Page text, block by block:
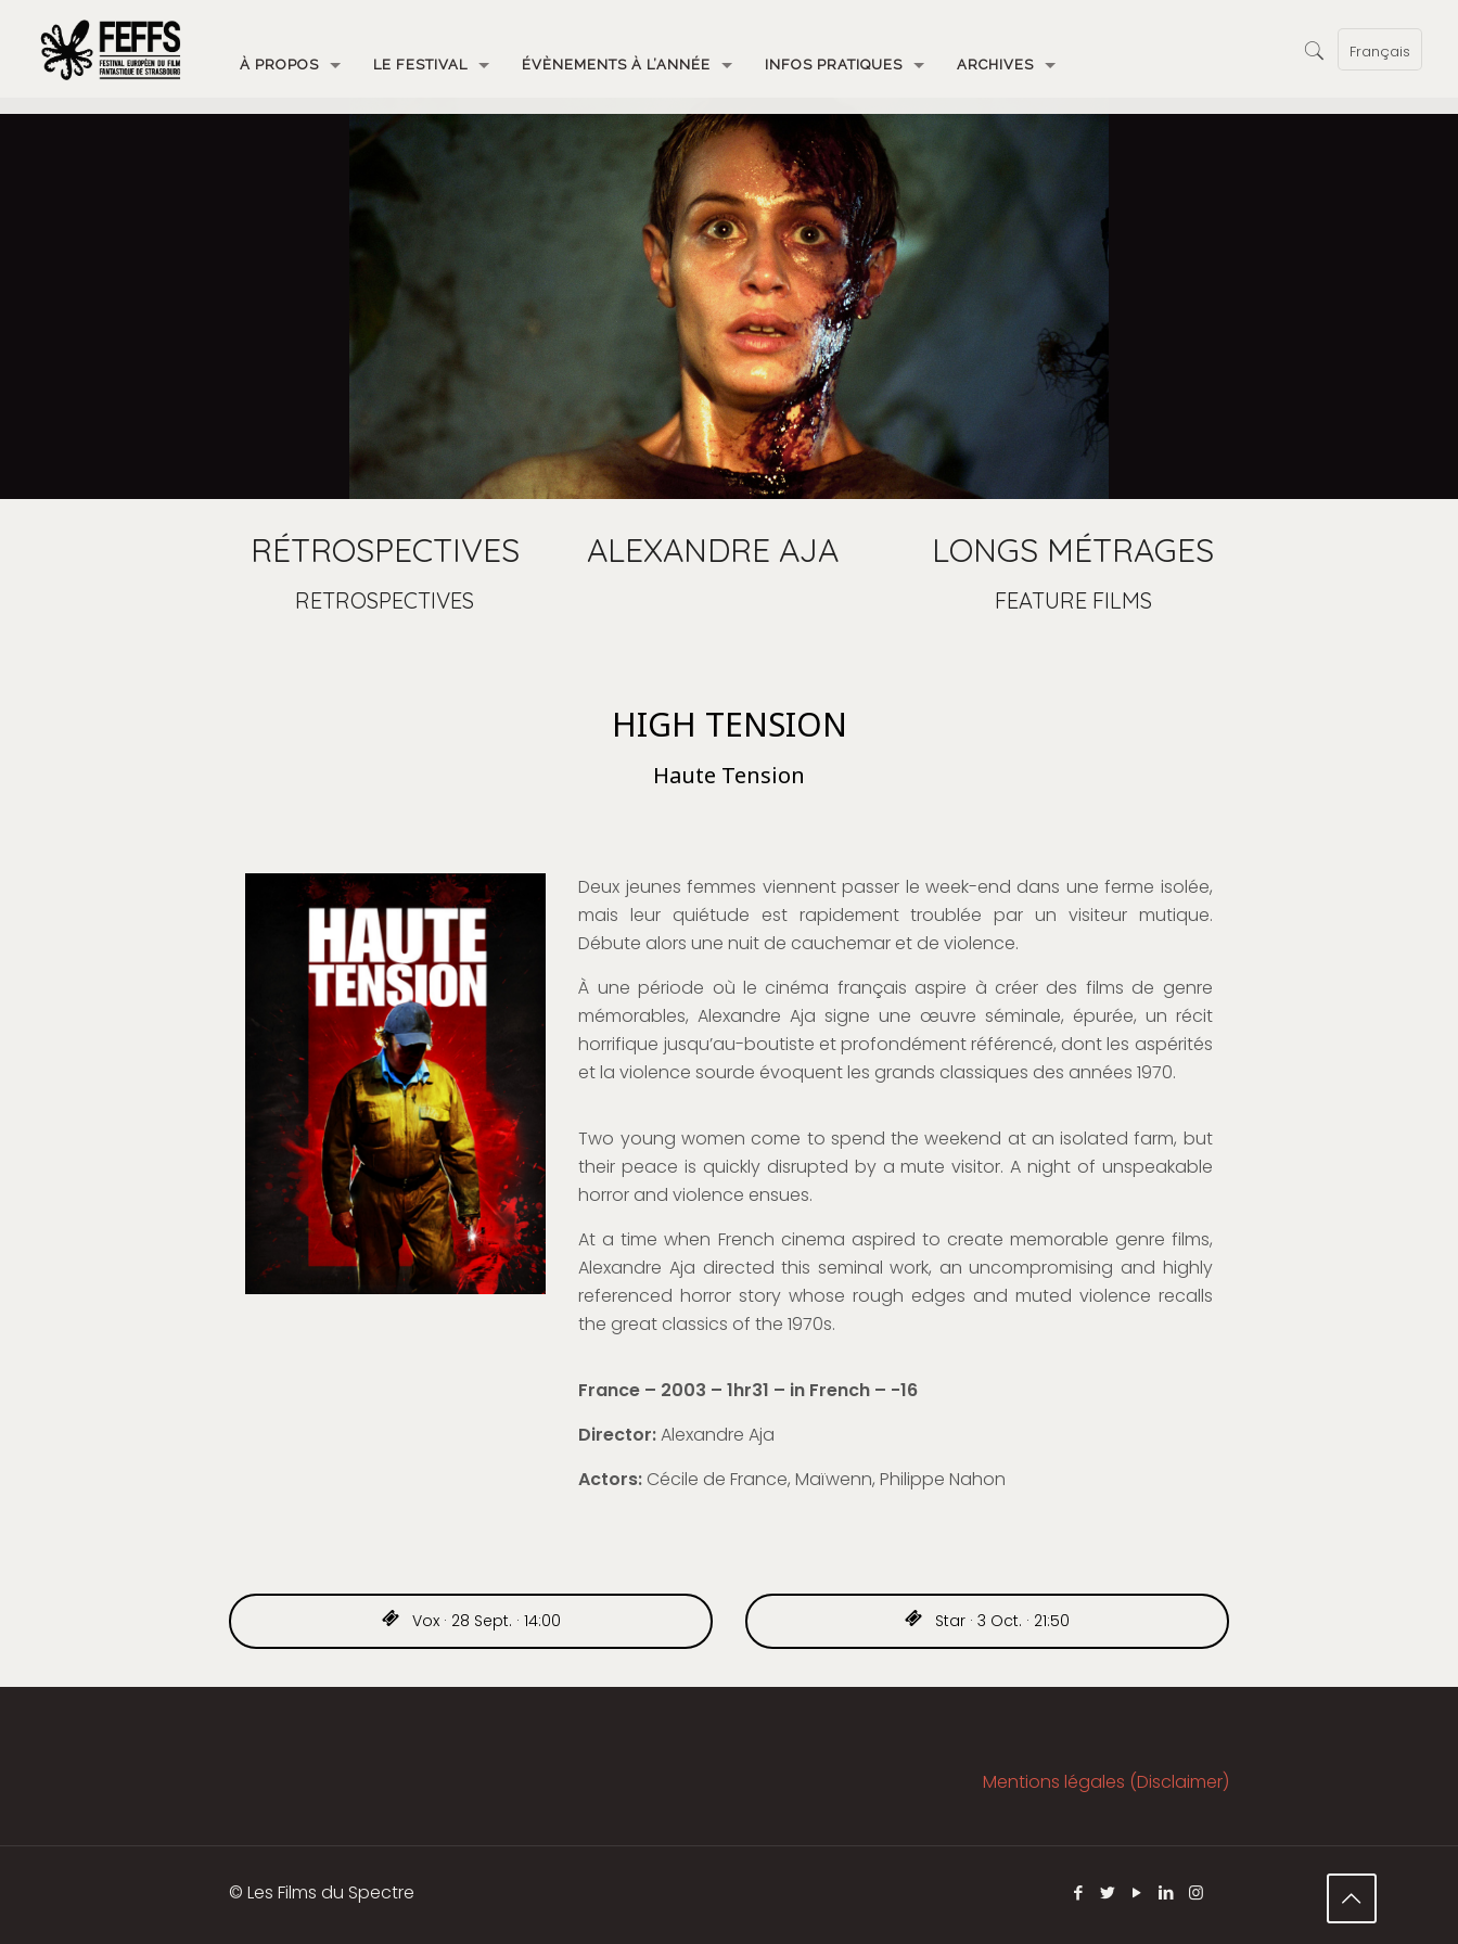
À PROPOS LE FESTIVAL ÉVÈNEMENTS À L’ANNÉE INFOS PRATIQUES ARCHIVES
Français
RÉTROSPECTIVES
RETROSPECTIVES
ALEXANDRE AJA LONGS MÉTRAGES
FEATURE FILMS
HIGH TENSION
Haute Tension
Deux jeunes femmes viennent passer le week-end dans une ferme isolée,
mais leur quiétude est rapidement troublée par un visiteur mutique.
Débute alors une nuit de cauchemar et de violence.
À une période où le cinéma français aspire à créer des films de genre
mémorables, Alexandre Aja signe une œuvre séminale, épurée, un récit
horrifique jusqu’au-boutiste et profondément référencé, dont les aspérités
et la violence sourde évoquent les grands classiques des années 1970.
Two young women come to spend the weekend at an isolated farm, but
their peace is quickly disrupted by a mute visitor. A night of unspeakable
horror and violence ensues.
At a time when French cinema aspired to create memorable genre films,
Alexandre Aja directed this seminal work, an uncompromising and highly
referenced horror story whose rough edges and muted violence recalls
the great classics of the 1970s.
France – 2003 – 1hr31 – in French – -16
Director:Alexandre Aja
Actors: Cécile de France, Maïwenn, Philippe Nahon
Vox · 28 Sept. · 14:00 Star · 3 Oct. · 21:50
Mentions légales (Disclaimer)
© Les Films du Spectre